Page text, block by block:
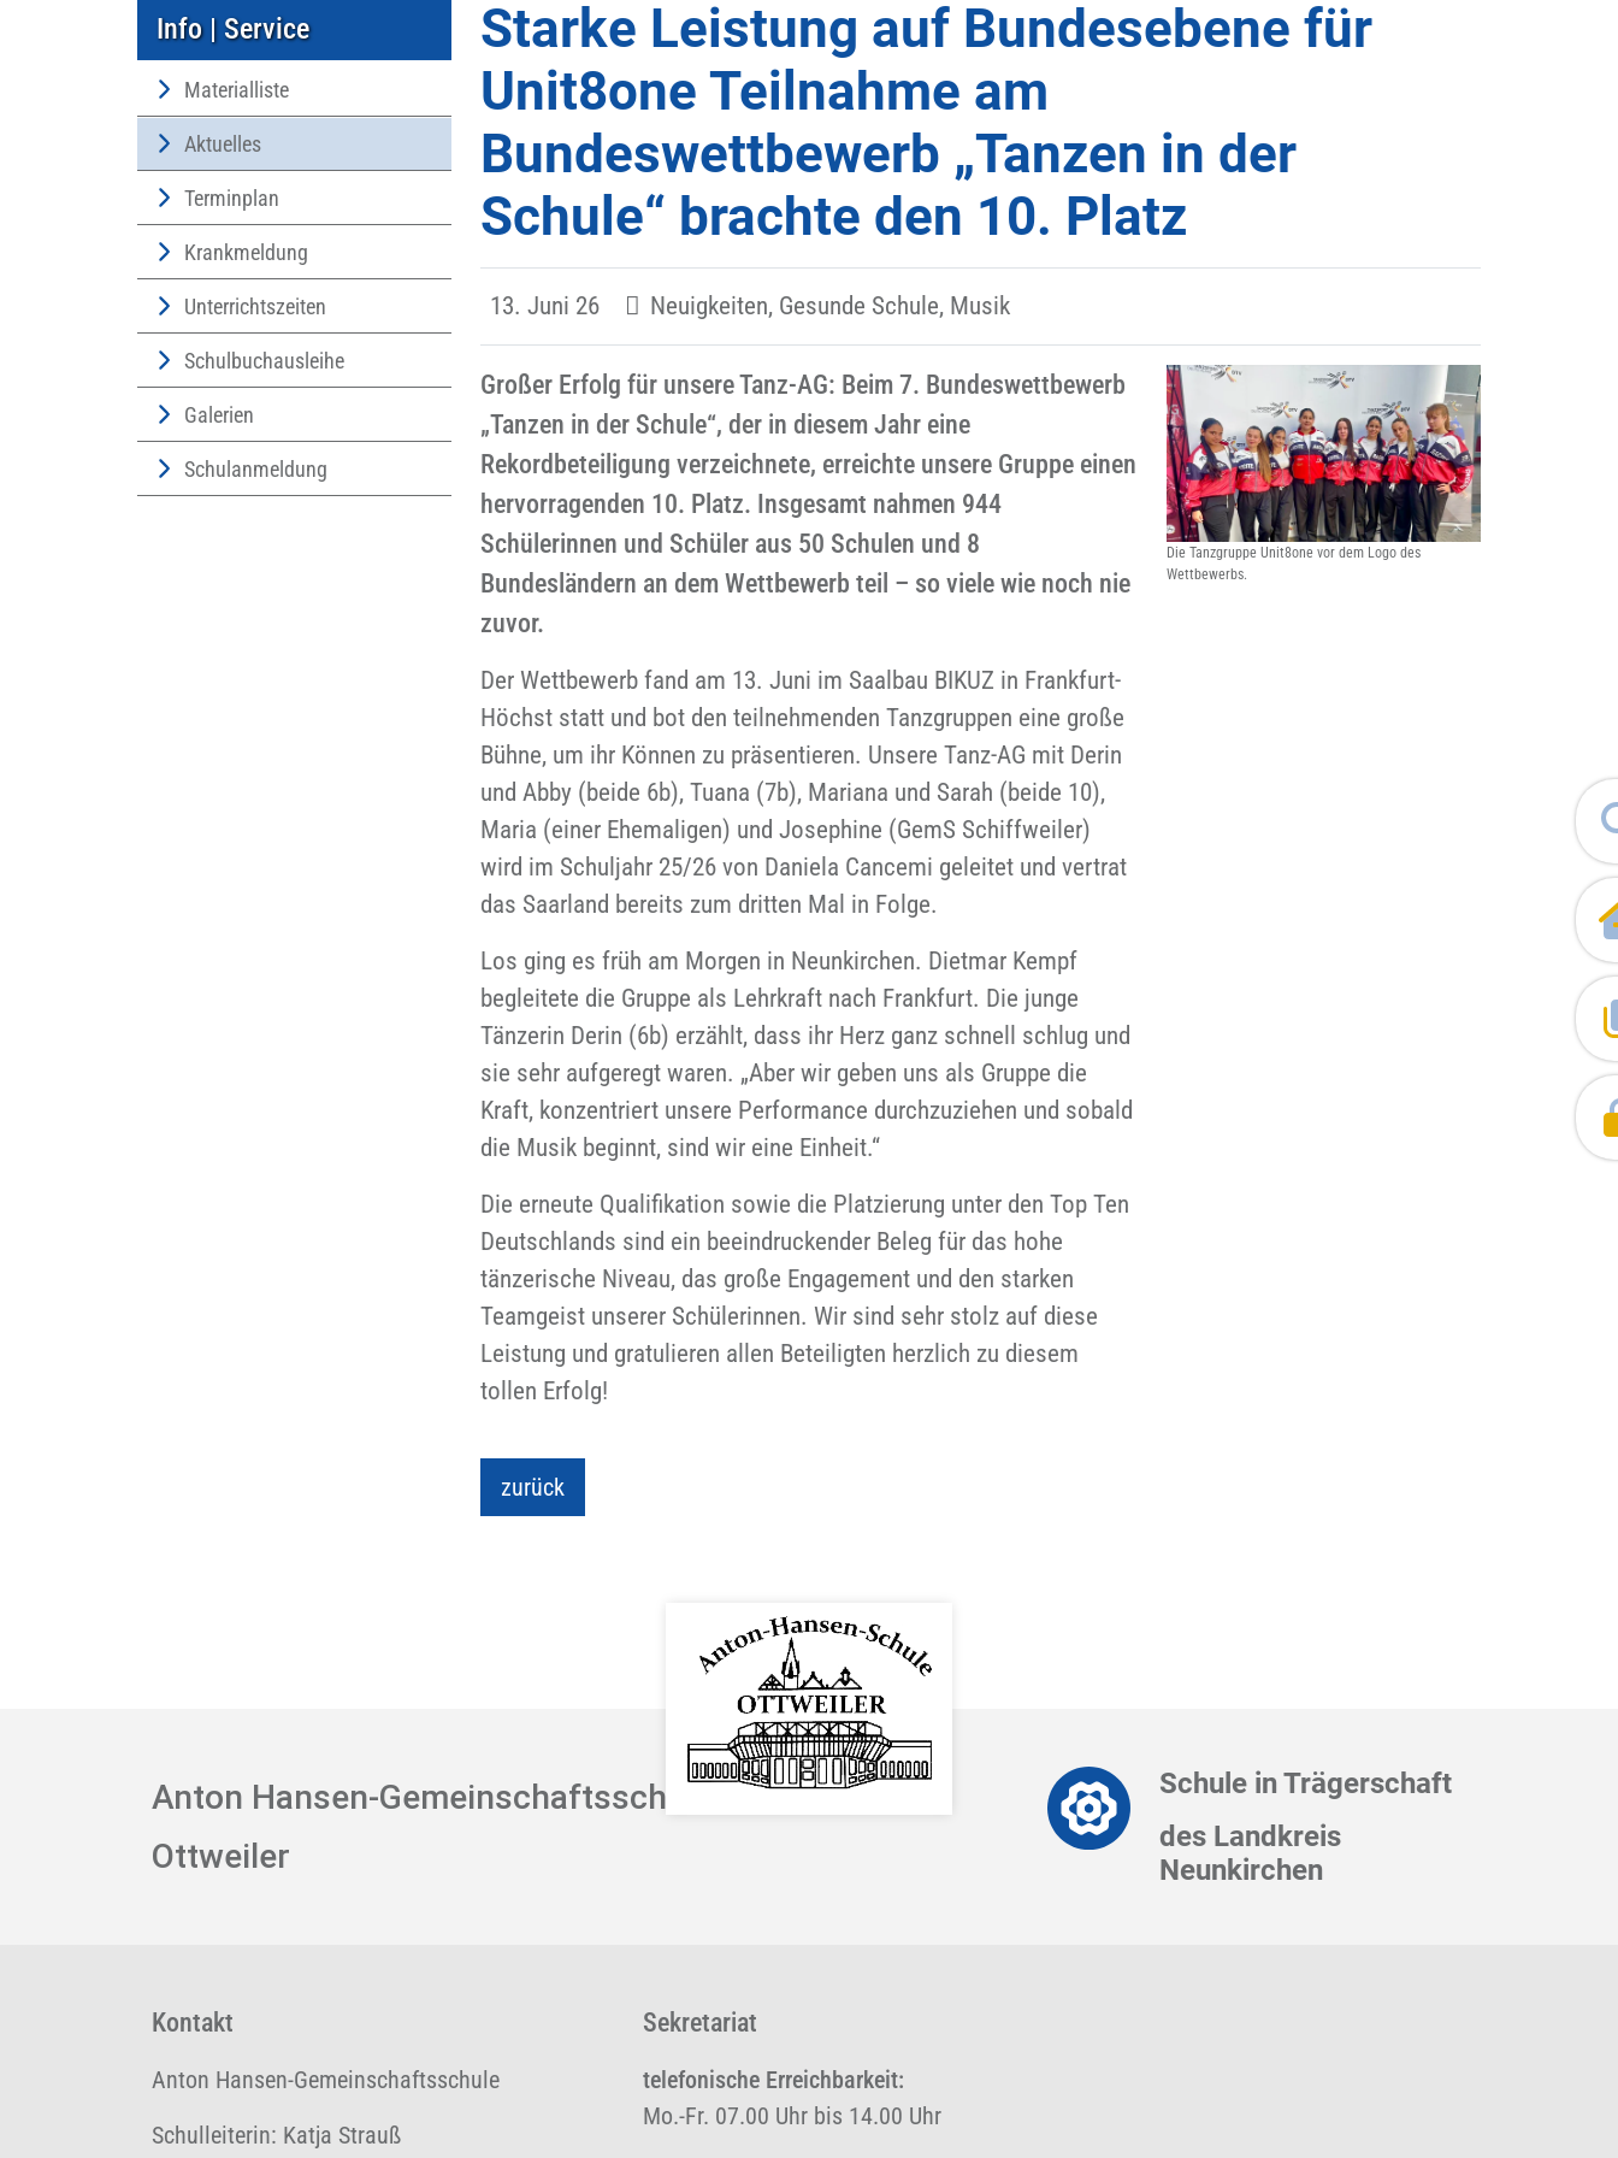
Info | Service
Materialliste
Aktuelles
Terminplan
Krankmeldung
Unterrichtszeiten
Schulbuchausleihe
Galerien
Schulanmeldung
Starke Leistung auf Bundesebene für
Unit8one Teilnahme am
Bundeswettbewerb „Tanzen in der
Schule“ brachte den 10. Platz
13. Juni 26 Neuigkeiten, Gesunde Schule, Musik
Großer Erfolg für unsere Tanz-AG: Beim 7. Bundeswettbewerb
„Tanzen in der Schule“, der in diesem Jahr eine
Rekordbeteiligung verzeichnete, erreichte unsere Gruppe einen
hervorragenden 10. Platz. Insgesamt nahmen 944
Schülerinnen und Schüler aus 50 Schulen und 8
Bundesländern an dem Wettbewerb teil – so viele wie noch nie
zuvor.
Der Wettbewerb fand am 13. Juni im Saalbau BIKUZ in Frankfurt-
Höchst statt und bot den teilnehmenden Tanzgruppen eine große
Bühne, um ihr Können zu präsentieren. Unsere Tanz-AG mit Derin
und Abby (beide 6b), Tuana (7b), Mariana und Sarah (beide 10),
Maria (einer Ehemaligen) und Josephine (GemS Schiffweiler)
wird im Schuljahr 25/26 von Daniela Cancemi geleitet und vertrat
das Saarland bereits zum dritten Mal in Folge.
Los ging es früh am Morgen in Neunkirchen. Dietmar Kempf
begleitete die Gruppe als Lehrkraft nach Frankfurt. Die junge
Tänzerin Derin (6b) erzählt, dass ihr Herz ganz schnell schlug und
sie sehr aufgeregt waren. „Aber wir geben uns als Gruppe die
Kraft, konzentriert unsere Performance durchzuziehen und sobald
die Musik beginnt, sind wir eine Einheit.“
Die erneute Qualifikation sowie die Platzierung unter den Top Ten
Deutschlands sind ein beeindruckender Beleg für das hohe
tänzerische Niveau, das große Engagement und den starken
Teamgeist unserer Schülerinnen. Wir sind sehr stolz auf diese
Leistung und gratulieren allen Beteiligten herzlich zu diesem
tollen Erfolg!
Die Tanzgruppe Unit8one vor dem Logo des
Wettbewerbs.
zurück
Anton Hansen-Gemeinschaftsschule
Ottweiler
Schule in Trägerschaft
des Landkreis
Neunkirchen
Kontakt
Anton Hansen-Gemeinschaftsschule
Schulleiterin: Katja Strauß
Sekretariat
telefonische Erreichbarkeit:
Mo.-Fr. 07.00 Uhr bis 14.00 Uhr